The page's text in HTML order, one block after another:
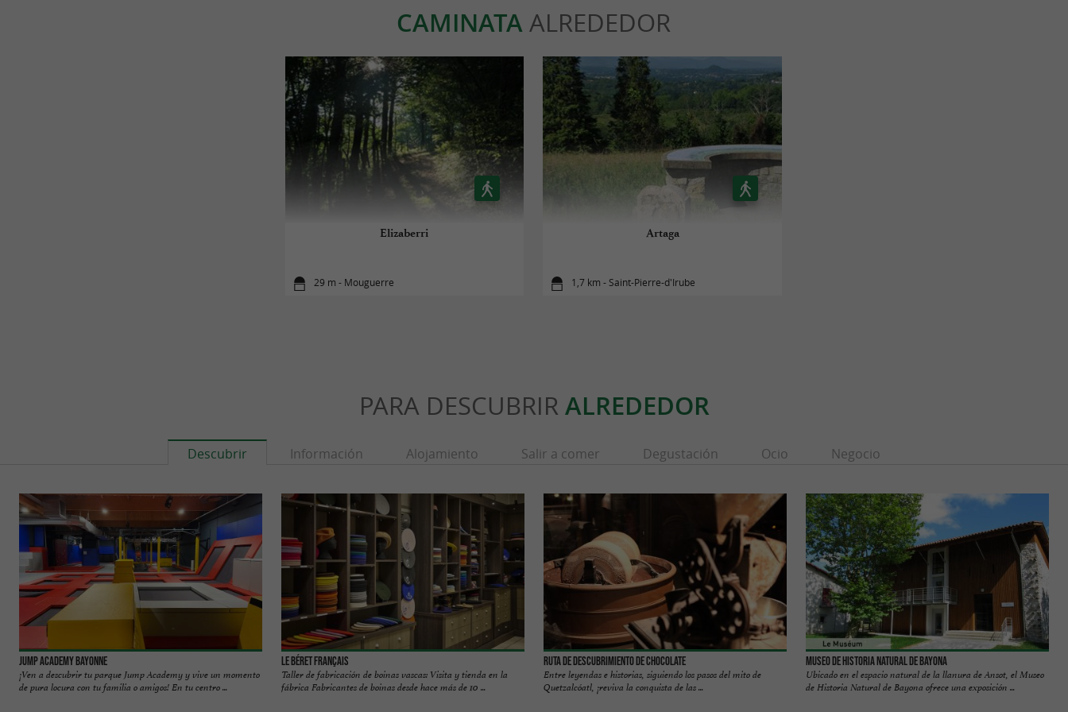
CAMINATAALREDEDOR
Elizaberri
29 m - Mouguerre
Artaga
1,7 km - Saint-Pierre-d'Irube
PARA DESCUBRIR ALREDEDOR
Descubrir Información Alojamiento Salir a comer Degustación Ocio Negocio
Jump Academy Bayonne
¡Ven a descubrir tu parque Jump Academy y vive un momento
de pura locura con tu familia o amigos! En tu centro ...
Le Béret Français
Taller de fabricación de boinas vascas: Visita y tienda en la
fábrica Fabricantes de boinas desde hace más de 10 ...
Ruta de descubrimiento de chocolate
Entre leyendas e historias, siguiendo los pasos del mito de
Quetzalcóatl, ¡reviva la conquista de las ...
Museo de Historia Natural de Bayona
Ubicado en el espacio natural de la llanura de Ansot, el Museo
de Historia Natural de Bayona ofrece una exposición ...